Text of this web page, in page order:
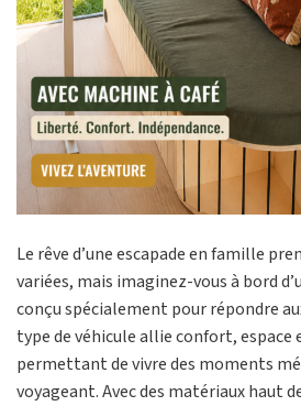
Le rêve d’une escapade en famille
variées, mais imaginez-vous à bord
conçu spécialement pour répondre
type de véhicule allie confort, espace
permettant de vivre des moments
voyageant. Avec des matériaux haut